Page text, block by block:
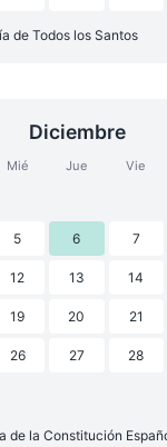
de Todos los Santos
Diciembre
Mié Jue Vie
5 6 7
12 13 14
19 20 21
26 27 28
de la Constitución